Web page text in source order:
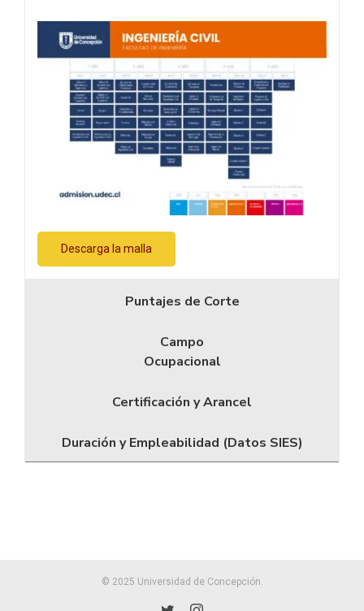
Descarga la malla
Puntajes de Corte
Campo
Ocupacional
Certificación y Arancel
Duración y Empleabilidad (Datos SIES)
© 2025 Universidad de Concepción.